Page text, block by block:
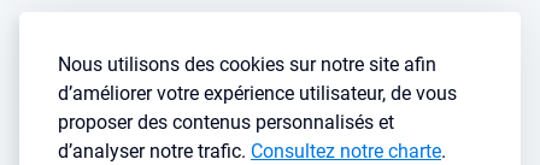
Nous utilisons des cookies sur notre site afin
d’améliorer votre expérience utilisateur, de vous
proposer des contenus personnalisés et
d’analyser notre trafic. Consultez notre charte.
Stratégie de location
Gestion locative
Finance de l'immobilier
Simulateurs immobilier